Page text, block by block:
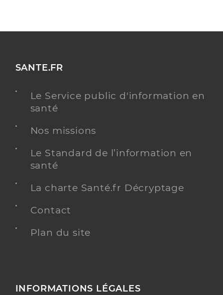
SANTE.FR
Le Service public d'information en
santé
Nos missions
Le Standard de l’information en
santé
La charte Santé.fr Décryptage
Contact
Plan du site
INFORMATIONS LÉGALES